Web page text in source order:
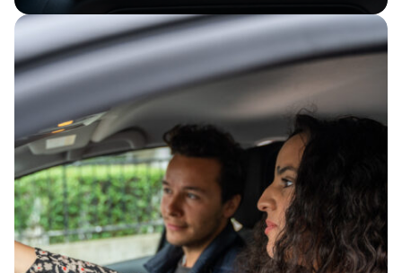
Lire l'article